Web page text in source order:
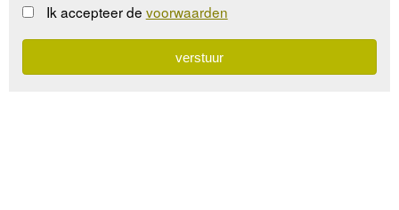
Ik accepteer de voorwaarden